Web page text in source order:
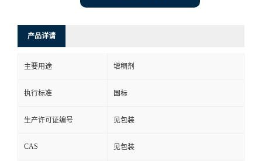
产品详请
主要用途 增稠剂
执行标准 国标
生产许可证编号 见包装
CAS 见包装